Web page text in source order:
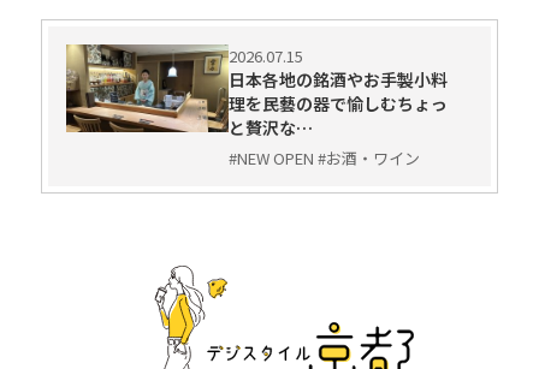
2026.07.15
日本各地の銘酒やお手製小料
理を民藝の器で愉しむちょっ
と贅沢な…
#NEW OPEN #お酒・ワイン